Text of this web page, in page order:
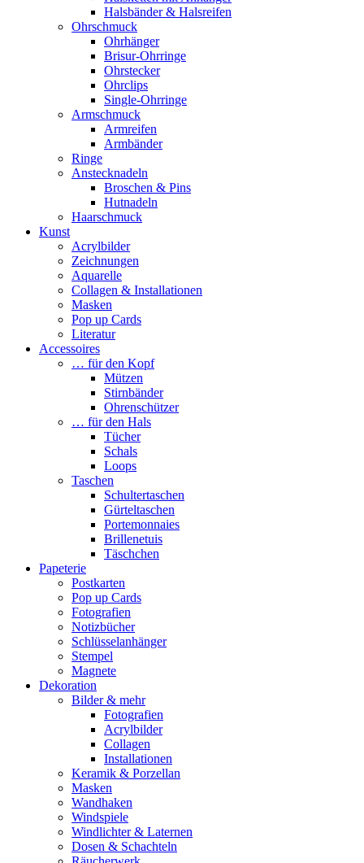
Halsbänder & Halsreifen
Ohrschmuck
Ohrhänger
Brisur-Ohrringe
Ohrstecker
Ohrclips
Single-Ohrringe
Armschmuck
Armreifen
Armbänder
Ringe
Anstecknadeln
Broschen & Pins
Hutnadeln
Haarschmuck
Kunst
Acrylbilder
Zeichnungen
Aquarelle
Collagen & Installationen
Masken
Pop up Cards
Literatur
Accessoires
… für den Kopf
Mützen
Stirnbänder
Ohrenschützer
… für den Hals
Tücher
Schals
Loops
Taschen
Schultertaschen
Gürteltaschen
Portemonnaies
Brillenetuis
Täschchen
Papeterie
Postkarten
Pop up Cards
Fotografien
Notizbücher
Schlüsselanhänger
Stempel
Magnete
Dekoration
Bilder & mehr
Fotografien
Acrylbilder
Collagen
Installationen
Keramik & Porzellan
Masken
Wandhaken
Windspiele
Windlichter & Laternen
Dosen & Schachteln